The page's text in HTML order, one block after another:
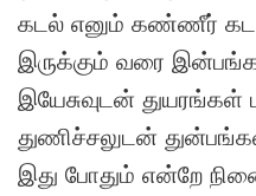
கடல் எனும் கண்ணீர்
இருக்கும் வரை
இயேசுவுடன் துயரங்கள்
துணிச்சலுடன்
இது போதும் என்றே